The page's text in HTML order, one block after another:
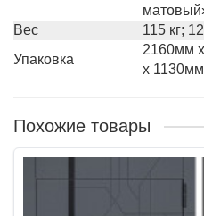
Вес
115 кг;
Упаковка
2160мм
х
Похожие товары